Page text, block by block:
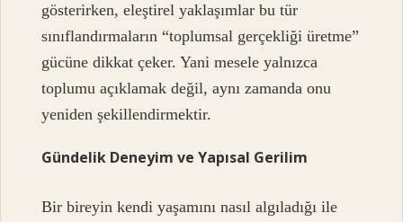
gösterirken, eleştirel yaklaşımlar bu tür
sınıflandırmaların “toplumsal gerçekliği üretme”
gücüne dikkat çeker. Yani mesele yalnızca
toplumu açıklamak değil, aynı zamanda onu
yeniden şekillendirmektir.
Gündelik Deneyim ve Yapısal Gerilim
Bir bireyin kendi yaşamını nasıl algıladığı ile